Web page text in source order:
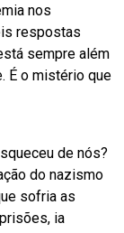
nos
respostas
sempre além
É o mistério que
de nós?
do nazismo
sofria as
ia